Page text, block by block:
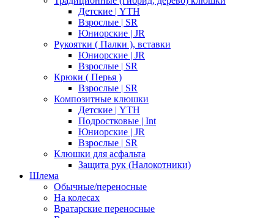
Детские | YTH
Взрослые | SR
Юниорские | JR
Рукоятки ( Палки ), вставки
Юниорские | JR
Взрослые | SR
Крюки ( Перья )
Взрослые | SR
Композитные клюшки
Детские | YTH
Подростковые | Int
Юниорские | JR
Взрослые | SR
Клюшки для асфальта
Защита рук (Налокотники)
Шлема
Обычные/переносные
На колесах
Вратарские переносные